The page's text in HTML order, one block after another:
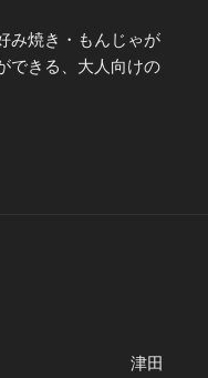
み焼き・もんじゃが
できる、大人向けの
３−１５ 津田